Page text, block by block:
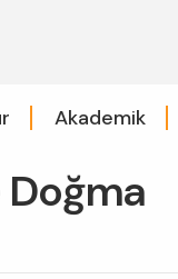
Akademik
Doğma